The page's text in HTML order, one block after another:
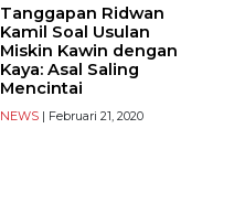
Tanggapan Ridwan
Kamil Soal Usulan
Miskin Kawin dengan
Kaya: Asal Saling
Mencintai
NEWS | Februari 21, 2020